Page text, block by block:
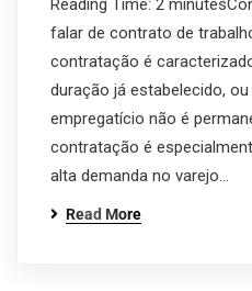
Reading Time: 2
falar de contrato de
contratação é
duração já estabelecido,
empregatício não é
contratação é
alta demanda no varejo…
Read More